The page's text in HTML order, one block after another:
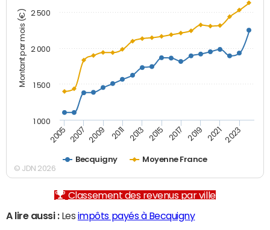
Montant par mois (€)
Becquigny Moyenne France
2005 2007 2009 2011 2013 2015 2017 2019 2021 2023
1 000
1 500
2 000
2 500
© JDN 2026
Classement des revenus par ville
A lire aussi :Les impôts payés à Becquigny